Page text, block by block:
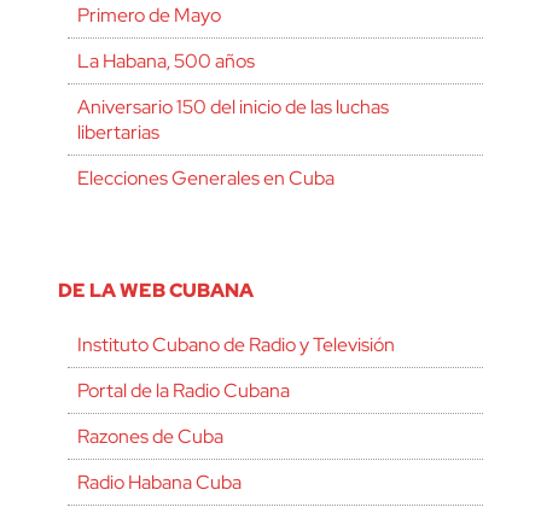
Primero de Mayo
La Habana, 500 años
Aniversario 150 del inicio de las luchas
libertarias
Elecciones Generales en Cuba
DE LA WEB CUBANA
Instituto Cubano de Radio y Televisión
Portal de la Radio Cubana
Razones de Cuba
Radio Habana Cuba